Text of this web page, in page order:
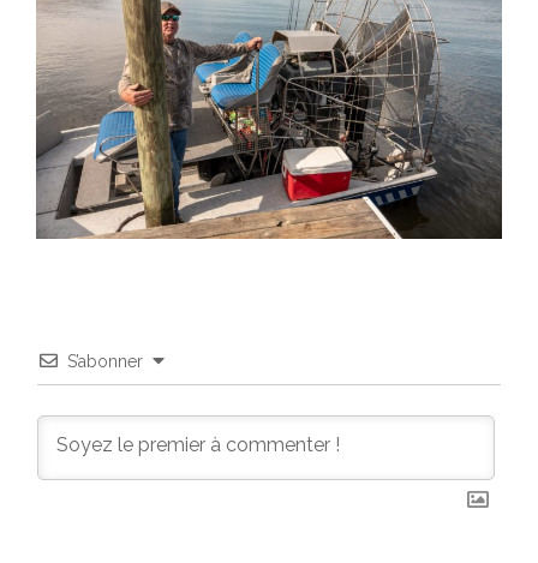
S’abonner